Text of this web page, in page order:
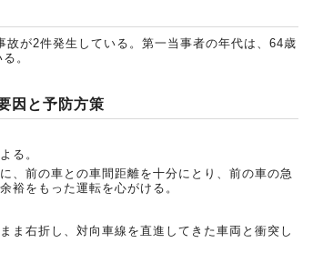
故が2件発生している。第一当事者の年代は、64歳
。
因と予防方策
る。
、前の車との車間距離を十分にとり、前の車の急
裕をもった運転を心がける。
ま右折し、対向車線を直進してきた車両と衝突し